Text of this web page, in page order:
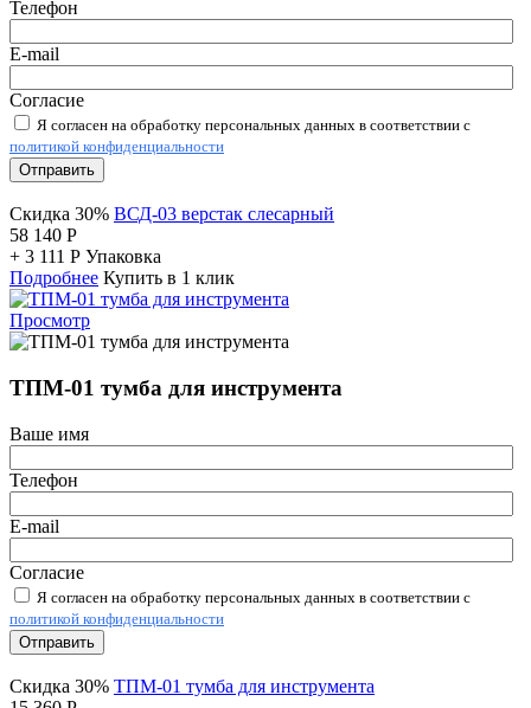
Телефон
E-mail
Согласие
Я согласен на обработку персональных данных в соответствии с
политикой конфиденциальности
Отправить
Скидка 30% ВСД-03 верстак слесарный
58 140 Р
+ 3 111 Р Упаковка
Подробнее Купить в 1 клик
Просмотр
ТПМ-01 тумба для инструмента
Ваше имя
Телефон
E-mail
Согласие
Я согласен на обработку персональных данных в соответствии с
политикой конфиденциальности
Отправить
Скидка 30% ТПМ-01 тумба для инструмента